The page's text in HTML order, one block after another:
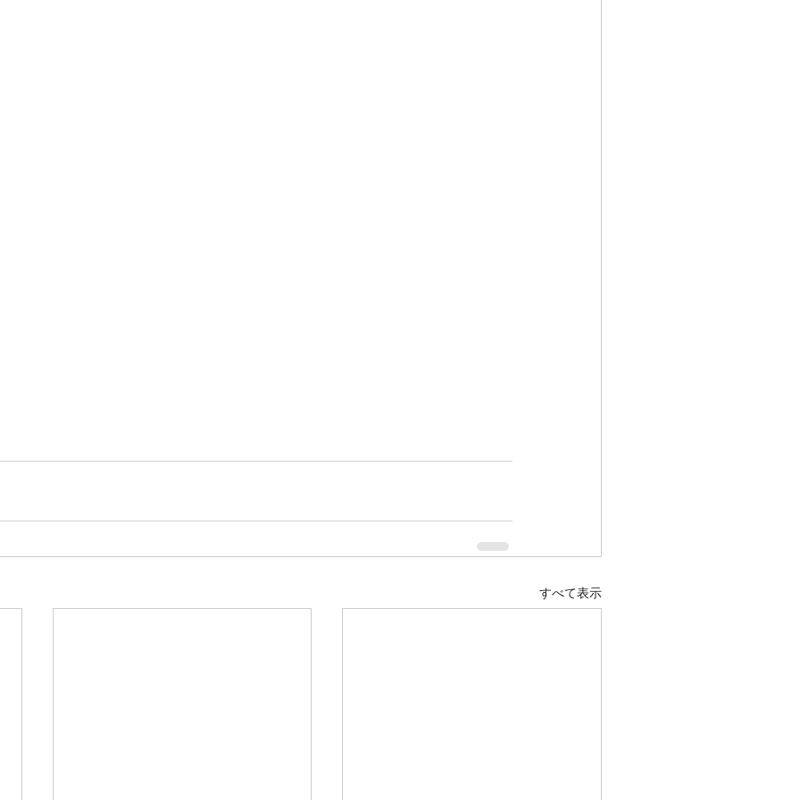
すべて表示